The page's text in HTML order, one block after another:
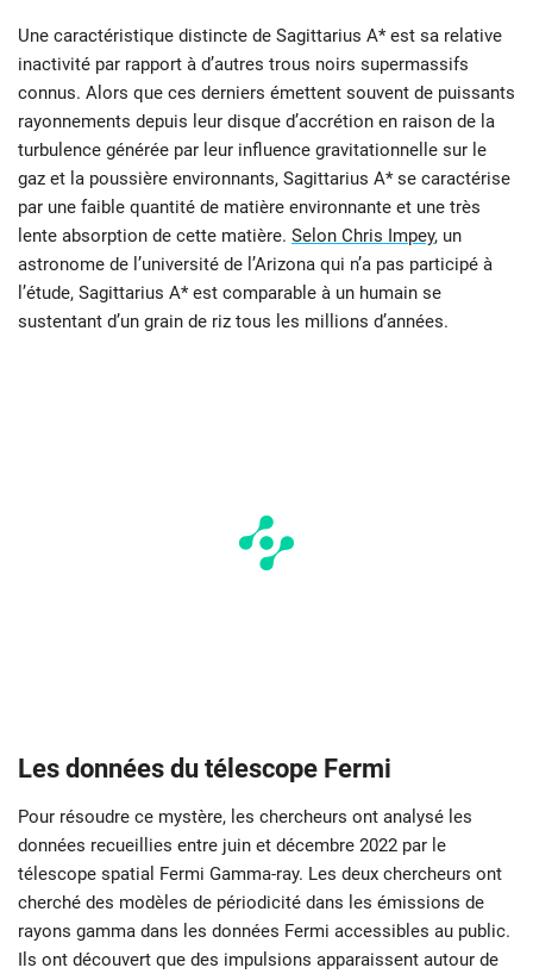
Une caractéristique distincte de Sagittarius A* est sa relative
inactivité par rapport à d’autres trous noirs supermassifs
connus. Alors que ces derniers émettent souvent de puissants
rayonnements depuis leur disque d’accrétion en raison de la
turbulence générée par leur influence gravitationnelle sur le
gaz et la poussière environnants, Sagittarius A* se caractérise
par une faible quantité de matière environnante et une très
lente absorption de cette matière. Selon Chris Impey, un
astronome de l’université de l’Arizona qui n’a pas participé à
l’étude, Sagittarius A* est comparable à un humain se
sustentant d’un grain de riz tous les millions d’années.
Les données du télescope Fermi
Pour résoudre ce mystère, les chercheurs ont analysé les
données recueillies entre juin et décembre 2022 par le
télescope spatial Fermi Gamma-ray. Les deux chercheurs ont
cherché des modèles de périodicité dans les émissions de
rayons gamma dans les données Fermi accessibles au public.
Ils ont découvert que des impulsions apparaissent autour de